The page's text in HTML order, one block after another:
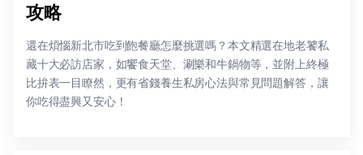
攻略
還在煩惱新北市吃到飽餐廳怎麼挑選嗎？本文精選在地老饕私
藏十大必訪店家，如饗食天堂、涮樂和牛鍋物等，並附上終極
比拚表一目瞭然，更有省錢養生私房心法與常見問題解答，讓
你吃得盡興又安心！